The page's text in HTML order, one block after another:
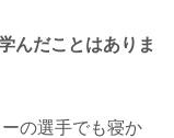
んだことはありま
の選手でも寝か